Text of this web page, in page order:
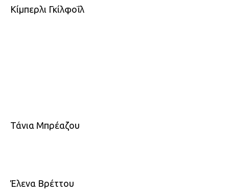
Κίμπερλι Γκίλφοΐλ
Τάνια Μπρέαζου
Έλενα Βρέττου